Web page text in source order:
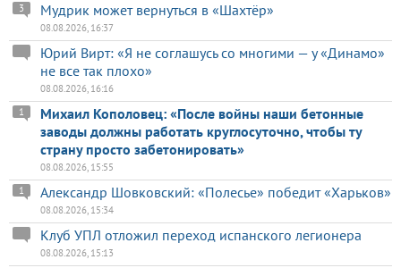
Мудрик может вернуться в «Шахтёр»
3
08.08.2026, 16:37
Юрий Вирт: «Я не соглашусь со многими — у «Динамо»
не все так плохо»
08.08.2026, 16:16
Михаил Кополовец: «После войны наши бетонные
заводы должны работать круглосуточно, чтобы ту
страну просто забетонировать»
1
08.08.2026, 15:55
Александр Шовковский: «Полесье» победит «Харьков»
1
08.08.2026, 15:34
Клуб УПЛ отложил переход испанского легионера
08.08.2026, 15:13